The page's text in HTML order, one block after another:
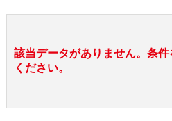
該当データがありません。条
ください。